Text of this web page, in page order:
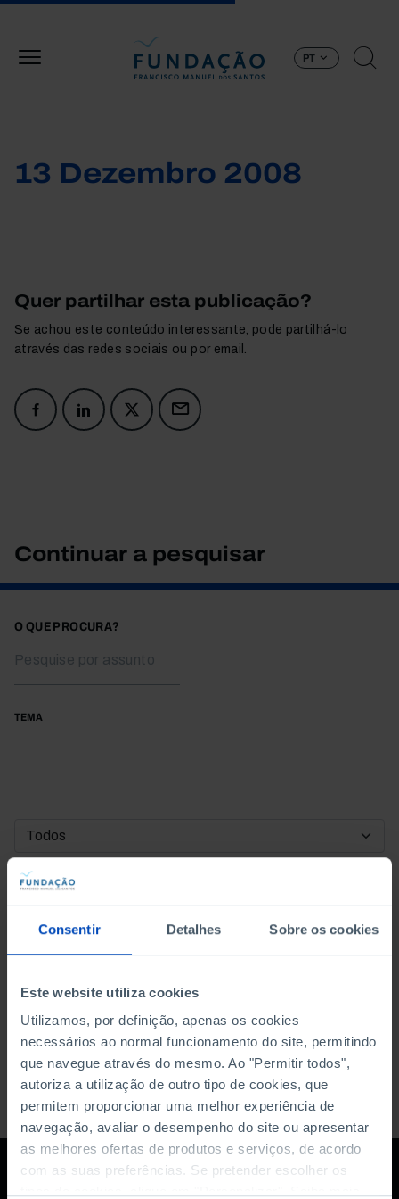
Consentir Detalhes Sobre os cookies
Este website utiliza cookies
Utilizamos, por definição, apenas os cookies
necessários ao normal funcionamento do site, permitindo
que navegue através do mesmo. Ao "Permitir todos",
autoriza a utilização de outro tipo de cookies, que
permitem proporcionar uma melhor experiência de
navegação, avaliar o desempenho do site ou apresentar
as melhores ofertas de produtos e serviços, de acordo
com as suas preferências. Se pretender escolher os
PT
13 Dezembro 2008
Quer partilhar esta publicação?
Se achou este conteúdo interessante, pode partilhá-lo
através das redes sociais ou por email.
Continuar a pesquisar
O QUE PROCURA?
TEMA
DATA DE INÍCIO
DATA DE FIM